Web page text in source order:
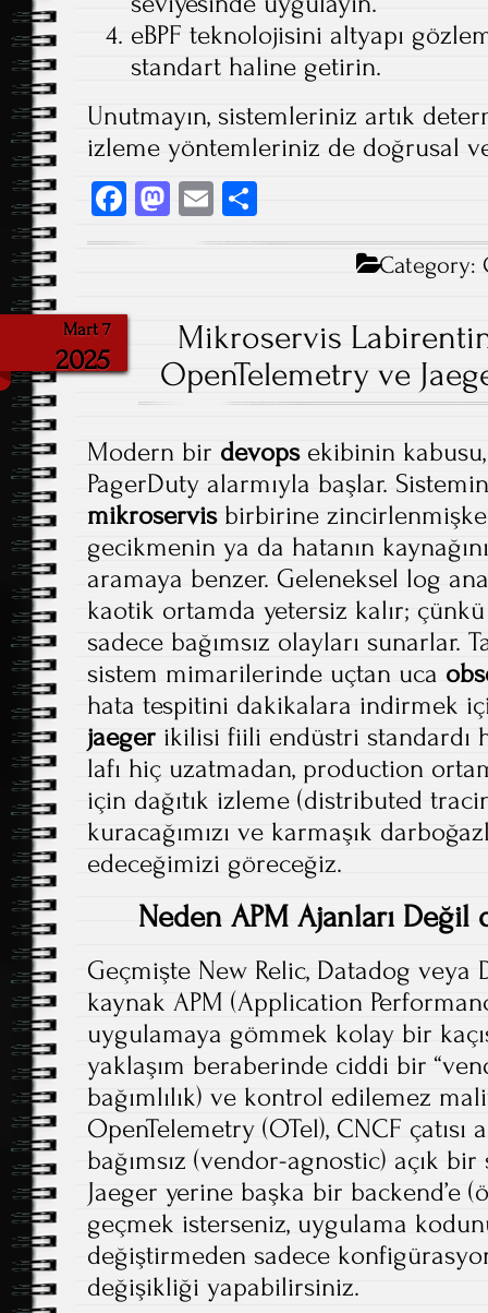
eBPF teknolojisini altyapı
standart haline getirin.
Unutmayın, sistemleriniz artık
izleme yöntemleriniz de doğrusal
Fa
ce
M
o
n
E
m ha
Category:
Mart 7
2025
Mikroservis
OpenTelemetry ve
Modern bir devopsekibinin
PagerDuty alarmıyla başlar.
mikroservisbirbirine
gecikmenin ya da hatanın
aramaya benzer. Geleneksel log
kaotik ortamda yetersiz kalır;
sadece bağımsız olayları sunarlar.
sistem mimarilerinde uçtan uca
hata tespitini dakikalara indirmek
jaeger ikilisi fiili endüstri standardı
lafı hiç uzatmadan, production
için dağıtık izleme (distributed
kuracağımızı ve karmaşık
edeceğimizi göreceğiz.
Neden APM Ajanları Değil
Geçmişte New Relic, Datadog veya
kaynak APM (Application
uygulamaya gömmek kolay bir
yaklaşım beraberinde ciddi bir
bağımlılık) ve kontrol edilemez
OpenTelemetry (OTel), CNCF çatısı
bağımsız (vendor-agnostic) açık
Jaeger yerine başka bir backend’e
geçmek isterseniz, uygulama
değiştirmeden sadece
değişikliği yapabilirsiniz.